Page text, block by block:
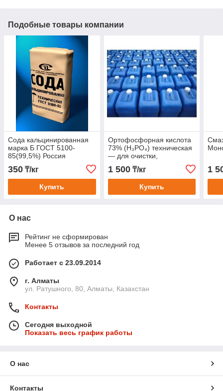
Подобные товары компании
Сода кальцинированная
марка Б ГОСТ 5100-
85(99,5%) Россия
350 ₸/кг
Купить
Ортофосфорная кислота
73% (H₃PO₄) техническая
— для очистки,
производства и
водоподготовки
1 500₸/кг
Купить
1
О нас
Рейтинг не сформирован
Менее 5 отзывов за последний год
Работает с 23.09.2014
г. Алматы
ул. Ратушного, 80, Алматы, Казахстан
Контакты
Сегодня выходной
Показать весь график работы
О нас
Контакты